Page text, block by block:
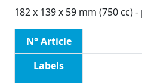
182 x 139 x 59 mm (750 cc)
N° Article
Labels